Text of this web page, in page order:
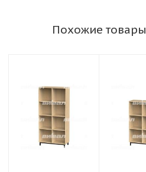
Похожие товары